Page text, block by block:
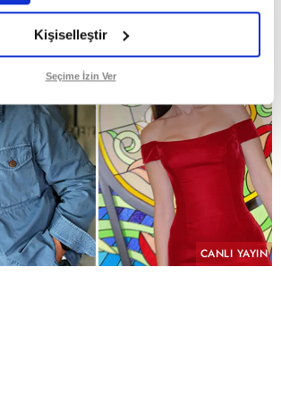
Kişiselleştir
Seçime İzin Ver
CANLI YAYIN